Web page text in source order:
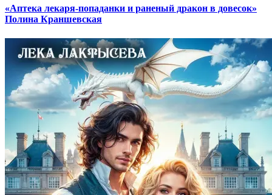
«Аптека лекаря-попаданки и раненый дракон в довесок»
Полина Краншевская